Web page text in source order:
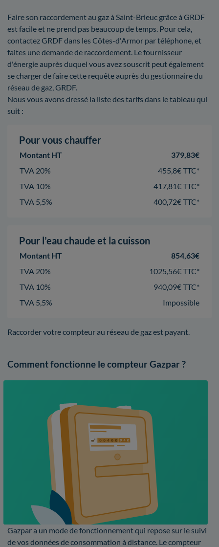
Faire son raccordement au gaz à Saint-Brieuc grâce à GRDF
est facile et ne prend pas beaucoup de temps. Pour cela,
contactez GRDF dans les Côtes-d'Armor par téléphone, et
faites une demande de raccordement. Le fournisseur
d'énergie auprès duquel vous avez souscrit peut également
se charger de faire cette requête auprès du gestionnaire du
réseau de gaz, GRDF.
Nous vous avons dressé la liste des tarifs dans le tableau qui
suit :
Pour vous chauffer
Montant HT
379,83€
TVA 20%
455,8€ TTC*
TVA 10%
417,81€ TTC*
TVA 5,5%
400,72€ TTC*
Pour l’eau chaude et la cuisson
Montant HT
854,63€
TVA 20%
1025,56€ TTC*
TVA 10%
940,09€ TTC*
TVA 5,5%
Impossible
Raccorder votre compteur au réseau de gaz est payant.
Comment fonctionne le compteur Gazpar ?
Gazpar a un mode de fonctionnement qui repose sur le suivi
de vos données de consommation à distance. Le compteur